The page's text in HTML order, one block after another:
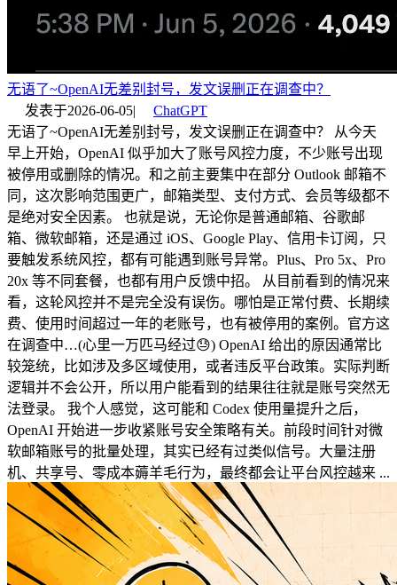
无语了~OpenAI无差别封号，发文误删正在调查中？
发表于2026-06-05|
ChatGPT
无语了~OpenAI无差别封号，发文误删正在调查中？ 从今天
早上开始，OpenAI 似乎加大了账号风控力度，不少账号出现
被停用或删除的情况。和之前主要集中在部分 Outlook 邮箱不
同，这次影响范围更广，邮箱类型、支付方式、会员等级都不
是绝对安全因素。 也就是说，无论你是普通邮箱、谷歌邮
箱、微软邮箱，还是通过 iOS、Google Play、信用卡订阅，只
要触发系统风控，都有可能遇到账号异常。Plus、Pro 5x、Pro
20x 等不同套餐，也都有用户反馈中招。 从目前看到的情况来
看，这轮风控并不是完全没有误伤。哪怕是正常付费、长期续
费、使用时间超过一年的老账号，也有被停用的案例。官方这
在调查中…(心里一万匹马经过😓) OpenAI 给出的原因通常比
较笼统，比如涉及多区域使用，或者违反平台政策。实际判断
逻辑并不会公开，所以用户能看到的结果往往就是账号突然无
法登录。 我个人感觉，这可能和 Codex 使用量提升之后，
OpenAI 开始进一步收紧账号安全策略有关。前段时间针对微
软邮箱账号的批量处理，其实已经有过类似信号。大量注册
机、共享号、零成本薅羊毛行为，最终都会让平台风控越来 ...